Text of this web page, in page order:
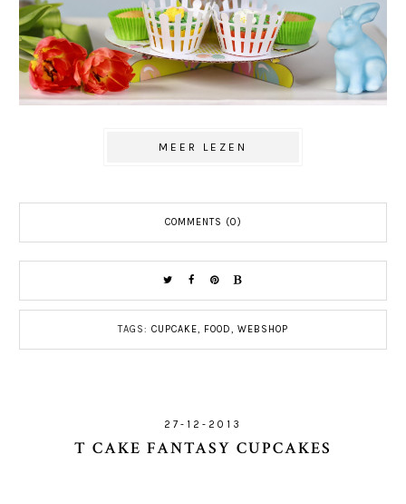
MEER LEZEN
COMMENTS (0)
TAGS: CUPCAKE, FOOD, WEBSHOP
27-12-2013
T CAKE FANTASY CUPCAKES